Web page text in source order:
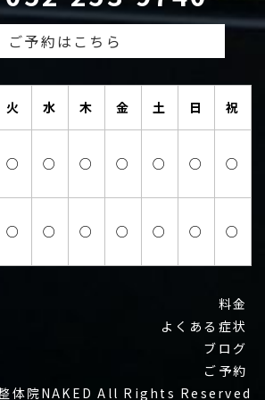
ご予約はこちら
火 水 木 金 土 日
祝
○ ○ ○ ○ ○ ○ ○
○ ○ ○ ○ ○ ○ ○
料金
よくある症状
ブログ
ご予約
体院NAKED All Rights Reserved